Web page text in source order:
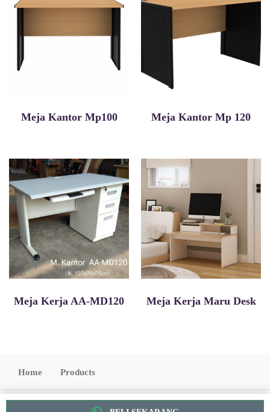
Meja Kantor Mp100 Meja Kantor Mp 120
Meja Kerja AA-MD120 Meja Kerja Maru Desk
Home Products